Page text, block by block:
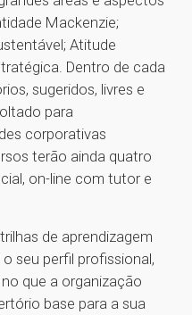
Mackenzie;
Atitude
Dentro de cada
sugeridos, livres e
para
corporativas
terão ainda quatro
on-line com tutor e
de aprendizagem
seu perfil profissional,
que a organização
base para a sua